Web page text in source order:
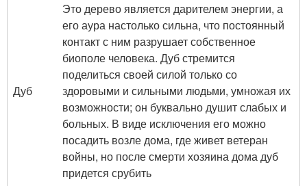
Дуб
Это дерево является дарителем энергии, а
его аура настолько сильна, что постоянный
контакт с ним разрушает собственное
биополе человека. Дуб стремится
поделиться своей силой только со
здоровыми и сильными людьми, умножая их
возможности; он буквально душит слабых и
больных. В виде исключения его можно
посадить возле дома, где живет ветеран
войны, но после смерти хозяина дома дуб
придется срубить